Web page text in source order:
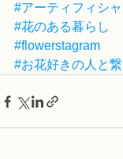
#アーティフィシ
#花のある暮らし
#flowerstagram
#お花好きの人と